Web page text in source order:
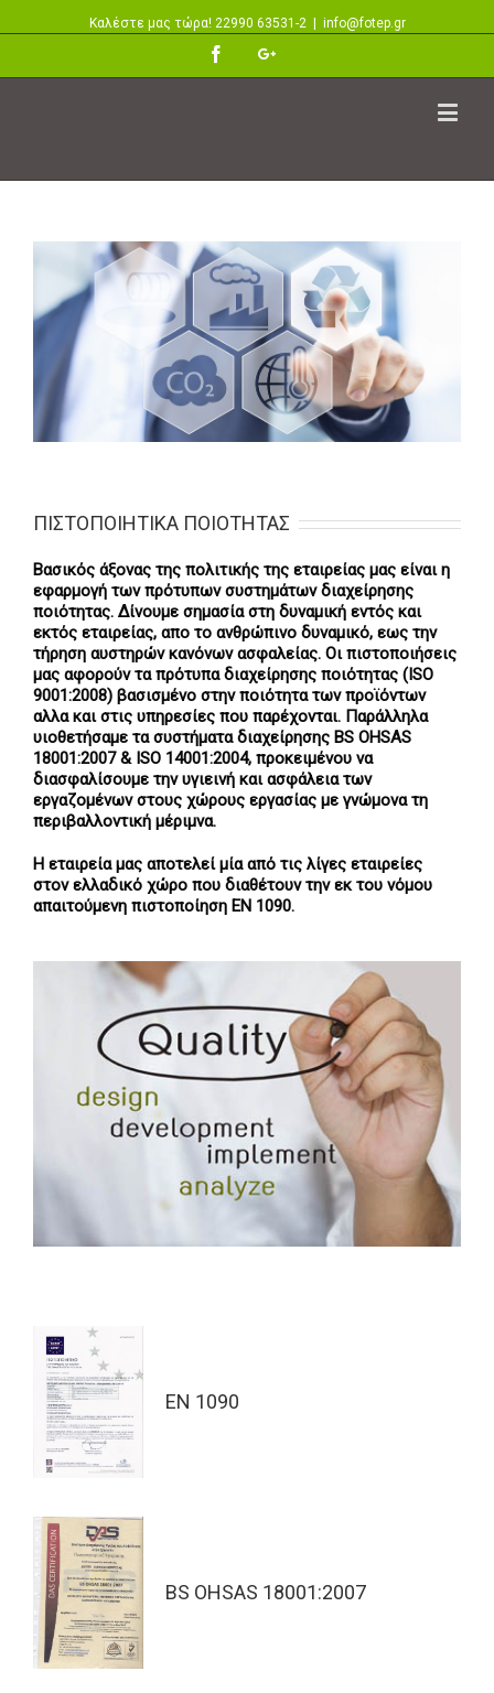
Καλέστε μας τώρα! 22990 63531-2 info@fotep.gr
FacebookGoogle+
ΠΙΣΤΟΠΟΙΗΤΙΚΑ ΠΟΙΟΤΗΤΑΣ
Βασικός άξονας της πολιτικής της εταιρείας μας είναι η
εφαρμογή των πρότυπων συστημάτων διαχείρησης
ποιότητας. Δίνουμε σημασία στη δυναμική εντός και
εκτός εταιρείας, απο το ανθρώπινο δυναμικό, εως την
τήρηση αυστηρών κανόνων ασφαλείας. Οι πιστοποιήσεις
μας αφορούν τα πρότυπα διαχείρησης ποιότητας (ISO
9001:2008) βασισμένο στην ποιότητα των προϊόντων
αλλα και στις υπηρεσίες που παρέχονται. Παράλληλα
υιοθετήσαμε τα συστήματα διαχείρησης BS OHSAS
18001:2007 & ISO 14001:2004, προκειμένου να
διασφαλίσουμε την υγιεινή και ασφάλεια των
εργαζομένων στους χώρους εργασίας με γνώμονα τη
περιβαλλοντική μέριμνα.
Η εταιρεία μας αποτελεί μία από τις λίγες εταιρείες
στον ελλαδικό χώρο που διαθέτουν την εκ του νόμου
απαιτούμενη πιστοποίηση ΕΝ 1090.
EN 1090
BS OHSAS 18001:2007